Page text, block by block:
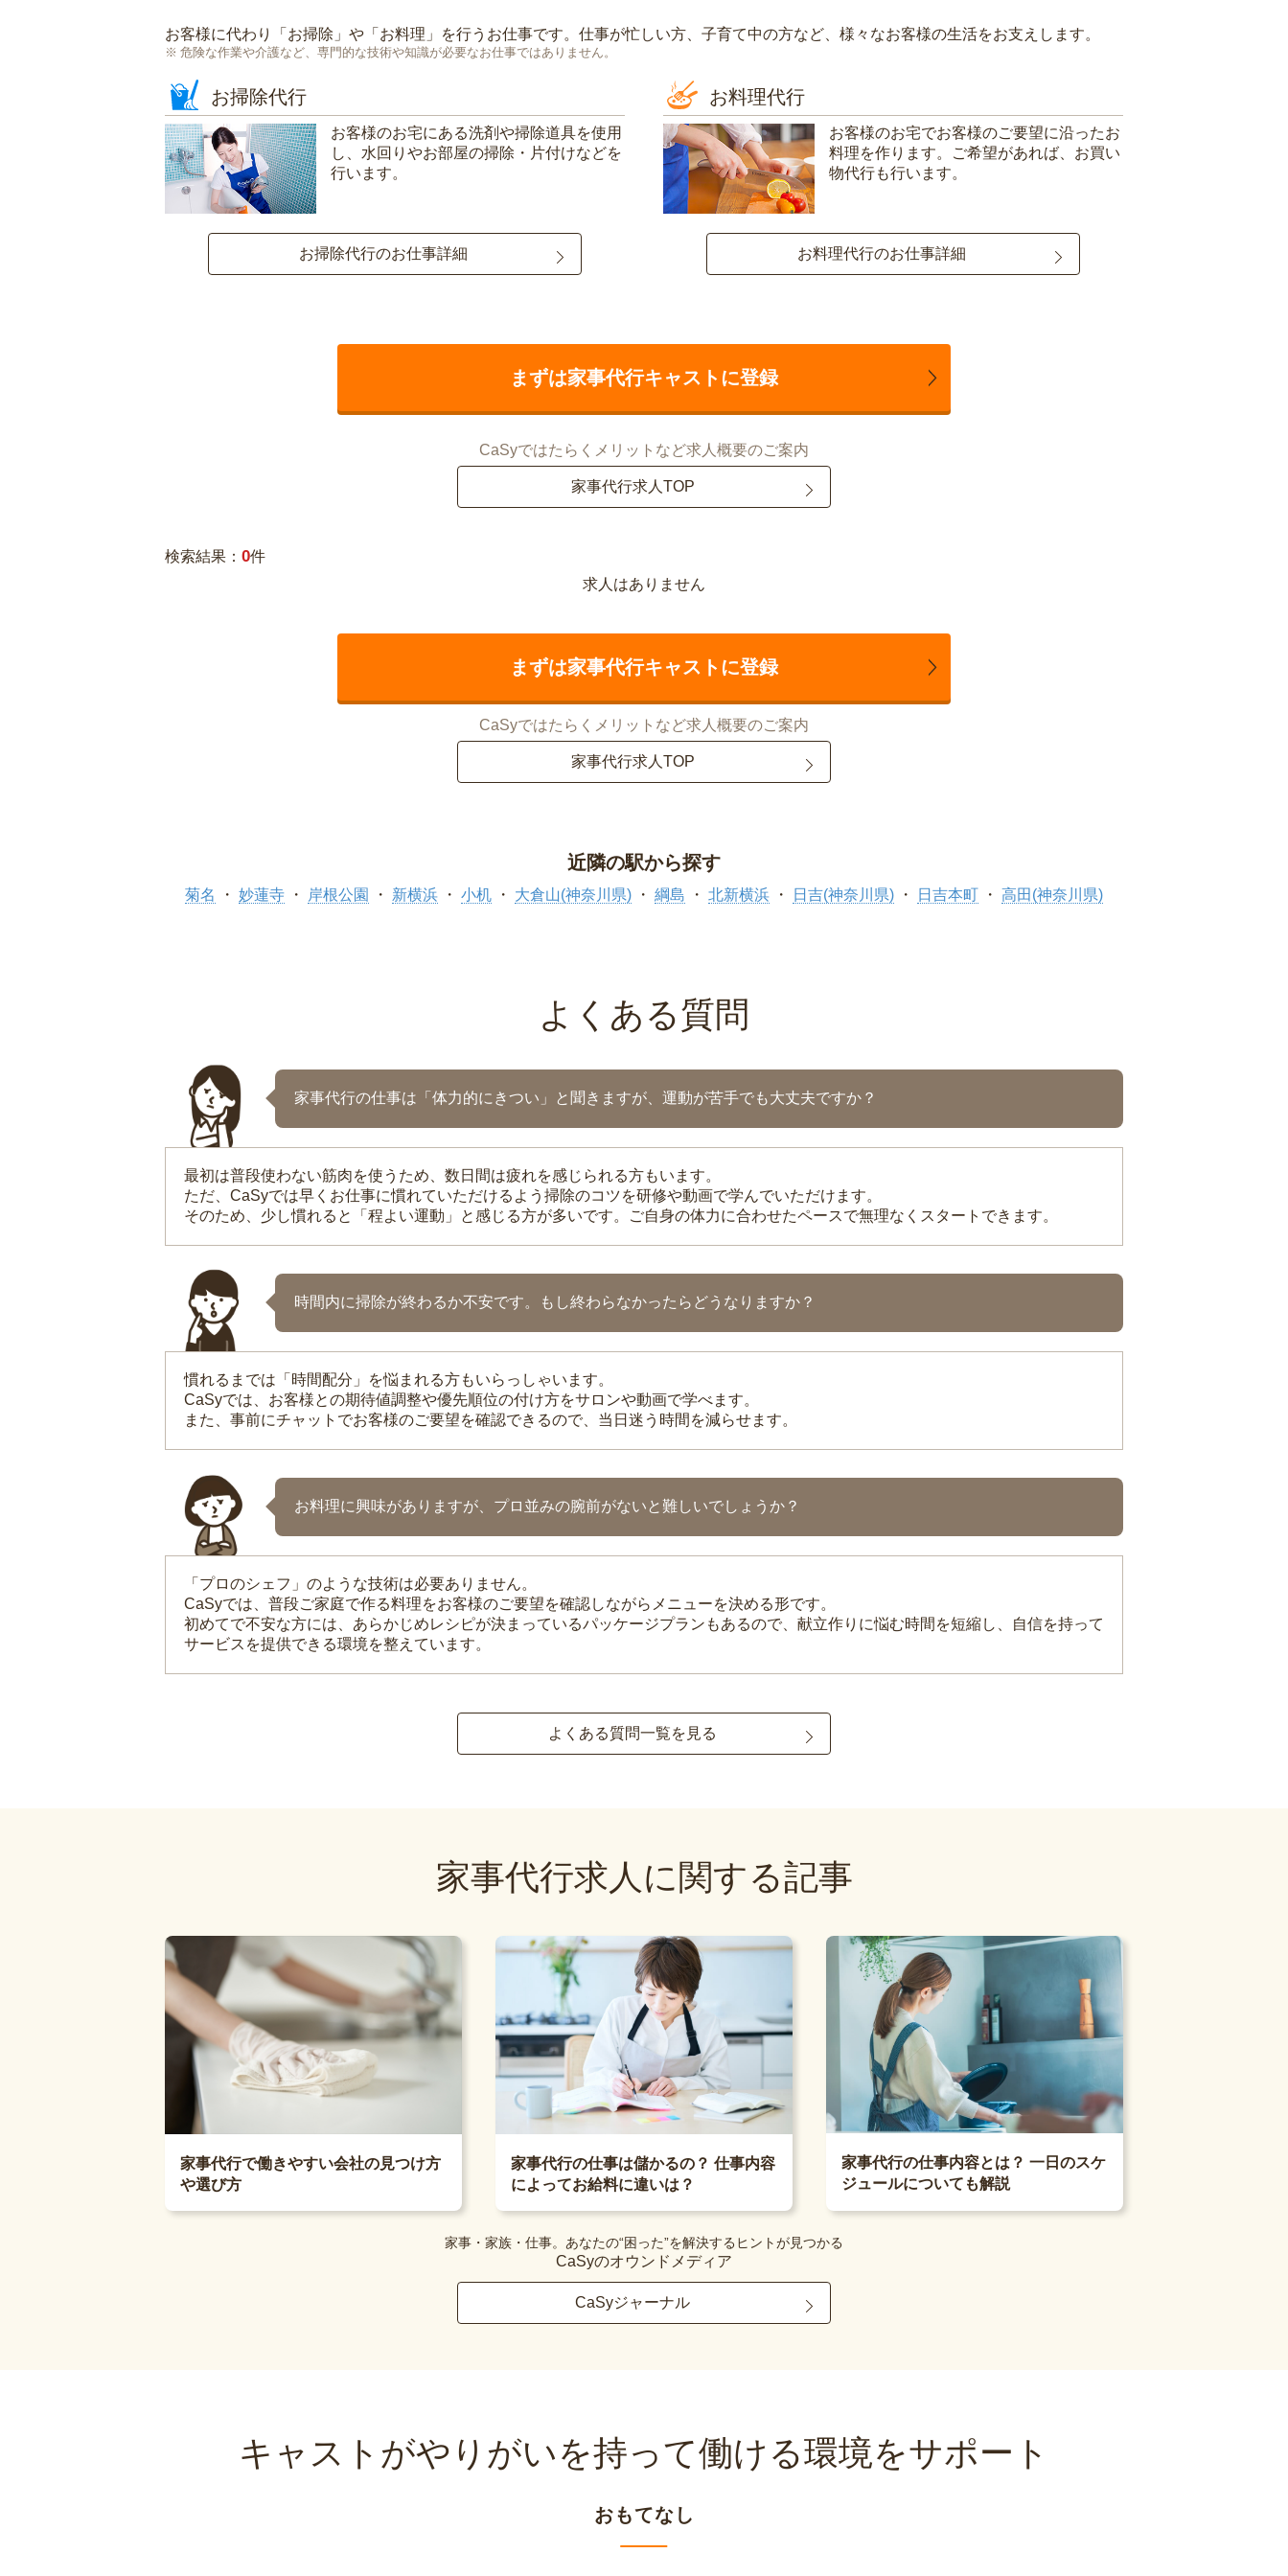
お客様に代わり「 お掃除 」や「 お料理 」を行うお仕事です。仕事が忙しい方、子育て中の方など、様々なお客様の生活をお支えします。
危険な作業や介護など、専門的な技術や知識が必要なお仕事ではありません。
お掃除代行
お客様のお宅にある洗剤や掃除道具を使用
し、水回りやお部屋の掃除・片付けなどを
行います。
お掃除代行のお仕事詳細
お料理代行
お客様のお宅でお客様のご要望に沿ったお
料理を作ります。ご希望があれば、お買い
物代行も行います。
お料理代行のお仕事詳細
まずは家事代行キャストに登録
CaSyではたらくメリットなど求人概要のご案内
家事代行求人TOP
検索結果： 0件
求人はありません
まずは家事代行キャストに登録
CaSyではたらくメリットなど求人概要のご案内
家事代行求人TOP
近隣の駅から探す
菊名 妙蓮寺 岸根公園 新横浜 小机 大倉山(神奈川県) 綱島 北新横浜 日吉(神奈川県) 日吉本町 高田(神奈川県)
よくある質問
家事代行の仕事は「体力的にきつい」と聞きますが、運動が苦手でも大丈夫ですか？
最初は普段使わない筋肉を使うため、数日間は疲れを感じられる方もいます。
ただ、CaSyでは早くお仕事に慣れていただけるよう掃除のコツを研修や動画で学んでいただけます。
そのため、少し慣れると「程よい運動」と感じる方が多いです。ご自身の体力に合わせたペースで無理なくスタートできます。
時間内に掃除が終わるか不安です。もし終わらなかったらどうなりますか？
慣れるまでは「時間配分」を悩まれる方もいらっしゃいます。
CaSyでは、お客様との期待値調整や優先順位の付け方をサロンや動画で学べます。
また、事前にチャットでお客様のご要望を確認できるので、当日迷う時間を減らせます。
お料理に興味がありますが、プロ並みの腕前がないと難しいでしょうか？
「プロのシェフ」のような技術は必要ありません。
CaSyでは、普段ご家庭で作る料理をお客様のご要望を確認しながらメニューを決める形です。
初めてで不安な方には、あらかじめレシピが決まっているパッケージプランもあるので、献立作りに悩む時間を短縮し、自信を持って
サービスを提供できる環境を整えています。
よくある質問一覧を見る
家事代行求人に関する記事
家事代行で働きやすい会社の見つけ方
や選び方
家事代行の仕事は儲かるの？ 仕事内容
によってお給料に違いは？
家事代行の仕事内容とは？ 一日のスケ
ジュールについても解説
家事・家族・仕事。あなたの“困った”を解決するヒントが見つかる
CaSyのオウンドメディア
CaSyジャーナル
キャストがやりがいを持って働ける環境をサポート
おもてなし